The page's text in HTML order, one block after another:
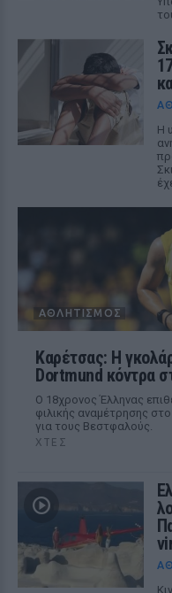
Η
ΑΘΛΗΤΙΣΜΌΣ
Καρέτσας: Η
Dortmund κόντρα
Ο 18χρονος Έλληνας
φιλικής αναμέτρησης
για τους Βεστφαλούς.
ΧΤΕΣ